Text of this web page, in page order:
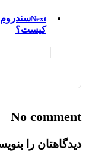
Next
کیست؟
No comment
دیدگاهتان را